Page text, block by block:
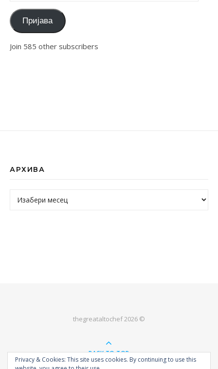
Пријава
Join 585 other subscribers
АРХИВА
Архива
thegreataltochef 2026 ©
BACK TO TOP
Privacy & Cookies: This site uses cookies. By continuing to use this